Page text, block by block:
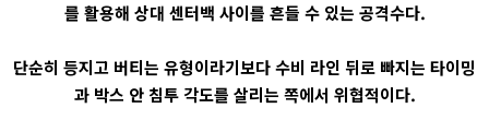
를 활용해 상대 센터백 사이를 흔들 수 있는 공격수다.
단순히 등지고 버티는 유형이라기보다 수비 라인 뒤로 빠지는 타이밍
과 박스 안 침투 각도를 살리는 쪽에서 위협적이다.